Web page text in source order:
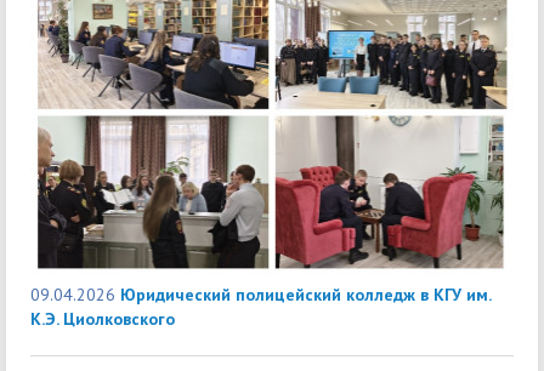
09.04.2026 Юридический полицейский колледж в КГУ им.
К.Э. Циолковского